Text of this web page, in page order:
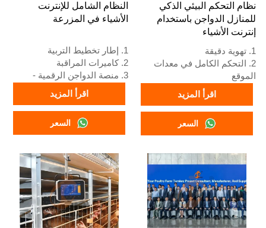
8111199996.
+٢٣٤٨١١١١٩٩٩٩٦.
النظام الشامل للإنترنت
الأشياء في المزرعة
1. إطار تخطيط التربية
2. كاميرات المراقبة
3. منصة الدواجن الرقمية -
شاشة كبيرة شاملة
5. الاستقبال/رقم واتساب:
اقرأ المزيد
السعر
نظام التحكم البيئي الذكي
للمنازل الدواجن باستخدام
إنترنت الأشياء
1. تهوية دقيقة
2. التحكم الكامل في معدات
الموقع
5. الاستقبال /واتساب رقم:
اقرأ المزيد
السعر